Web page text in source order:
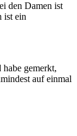
den Damen ist
ist ein
gemerkt,
auf einmal